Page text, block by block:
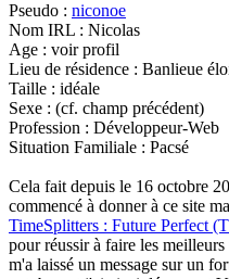
Pseudo : niconoe
Nom IRL : Nicolas
Age : voir profil
Lieu de résidence : Banlieue
Taille : idéale
Sexe : (cf. champ précédent)
Profession : Développeur-Web
Situation Familiale : Pacsé
Cela fait depuis le 16 octobre
commencé à donner à ce site
TimeSplitters : Future Perfect
pour réussir à faire les
m'a laissé un message sur un